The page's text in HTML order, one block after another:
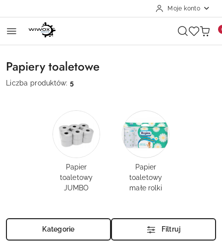
Moje konto
Papiery toaletowe
Liczba produktów:5
Papier
toaletowy
JUMBO
Papier
toaletowy
małe rolki
Kategorie Filtruj